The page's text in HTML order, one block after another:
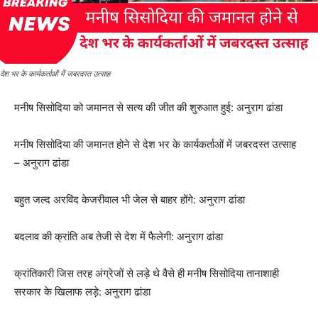
देश भर के कार्यकर्ताओं में जबरदस्त उत्साह
मनीष सिसोदिया को जमानत से सत्य की जीत की शुरुआत हुई: अनुराग ढांडा
मनीष सिसोदिया की जमानत होने से देश भर के कार्यकर्ताओं में जबरदस्त उत्साह
– अनुराग ढांडा
बहुत जल्द अरविंद केजरीवाल भी जेल से बाहर होंगे: अनुराग ढांडा
बदलाव की क्रांति अब तेजी से देश में फैलेगी: अनुराग ढांडा
क्रांतिकारी जिस तरह अंग्रेजों से लड़े थे वैसे ही मनीष सिसोदिया तानाशाही
सरकार के खिलाफ लड़े: अनुराग ढांडा